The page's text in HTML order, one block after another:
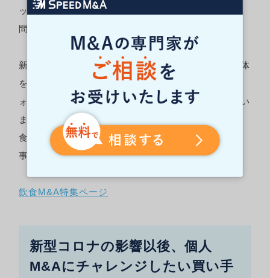
ッチします。個人M&Aによる小規模事業の事業承継
問題の解決にも期待がかかります。
新型コロナの流行を機に、引退やノンコア事業の解体
を検討する経営者が増えています。M&Aプラットフ
ォームはそうした案件の受け皿という役割も担ってい
ます。M&Aプラットフォーム”スピードM&A”でも飲
食M&Aの特集ページを用意し、新型コロナで苦しむ
事業の再生を応援していきます。
飲食M&A特集ページ
新型コロナの影響以後、個人
M&Aにチャレンジしたい買い手